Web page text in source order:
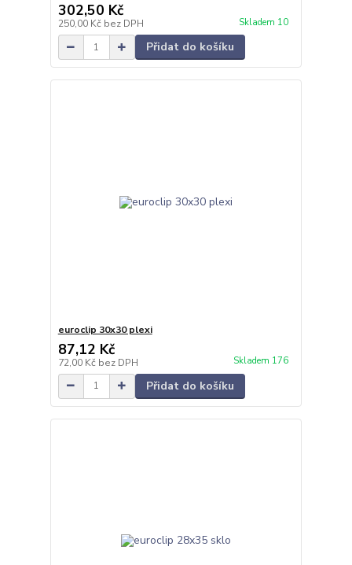
302,50 Kč
250,00 Kč bez DPH Skladem 10
Přidat do košíku
euroclip 30x30 plexi
87,12 Kč
72,00 Kč bez DPH Skladem 176
Přidat do košíku